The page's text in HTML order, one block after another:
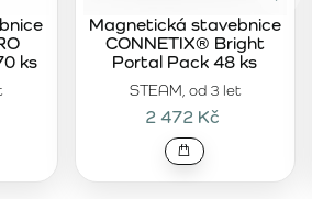
ks
STEAM, od 3 let
Magnetická stavebnice
CONNETIX® Bright
Portal Pack 48 ks
2 472 Kč